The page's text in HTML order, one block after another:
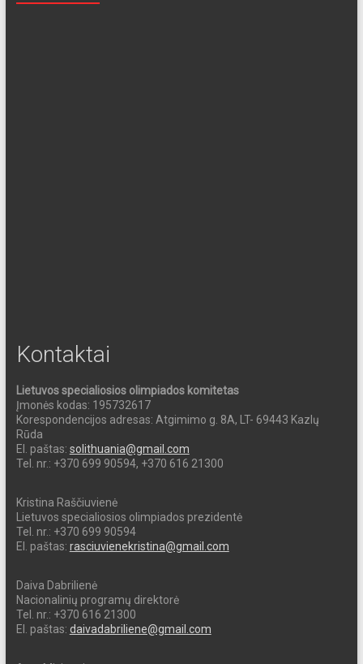
Kontaktai
Lietuvos specialiosios olimpiados komitetas
Įmonės kodas: 195732617
Korespondencijos adresas: Atgimimo g. 8A, LT- 69443 Kazlų
Rūda
El. paštas: solithuania@gmail.com
Tel. nr.: +370 699 90594, +370 616 21300
Kristina Raščiuvienė
Lietuvos specialiosios olimpiados prezidentė
Tel. nr.: +370 699 90594
El. paštas: rasciuvienekristina@gmail.com
Daiva Dabrilienė
Nacionalinių programų direktorė
Tel. nr.: +370 616 21300
El. paštas: daivadabriliene@gmail.com